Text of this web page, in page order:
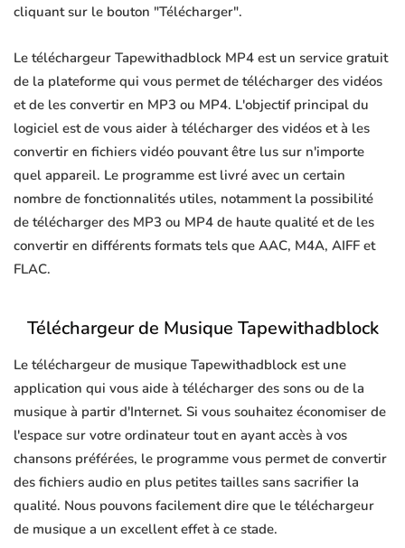
cliquant sur le bouton "Télécharger".
Le téléchargeur Tapewithadblock MP4 est un service gratuit
de la plateforme qui vous permet de télécharger des vidéos
et de les convertir en MP3 ou MP4. L'objectif principal du
logiciel est de vous aider à télécharger des vidéos et à les
convertir en fichiers vidéo pouvant être lus sur n'importe
quel appareil. Le programme est livré avec un certain
nombre de fonctionnalités utiles, notamment la possibilité
de télécharger des MP3 ou MP4 de haute qualité et de les
convertir en différents formats tels que AAC, M4A, AIFF et
FLAC.
Téléchargeur de Musique Tapewithadblock
Le téléchargeur de musique Tapewithadblock est une
application qui vous aide à télécharger des sons ou de la
musique à partir d'Internet. Si vous souhaitez économiser de
l'espace sur votre ordinateur tout en ayant accès à vos
chansons préférées, le programme vous permet de convertir
des fichiers audio en plus petites tailles sans sacrifier la
qualité. Nous pouvons facilement dire que le téléchargeur
de musique a un excellent effet à ce stade.